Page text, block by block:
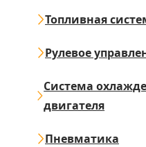
Топливная
Рулевое
Система
двигателя
Пневматика